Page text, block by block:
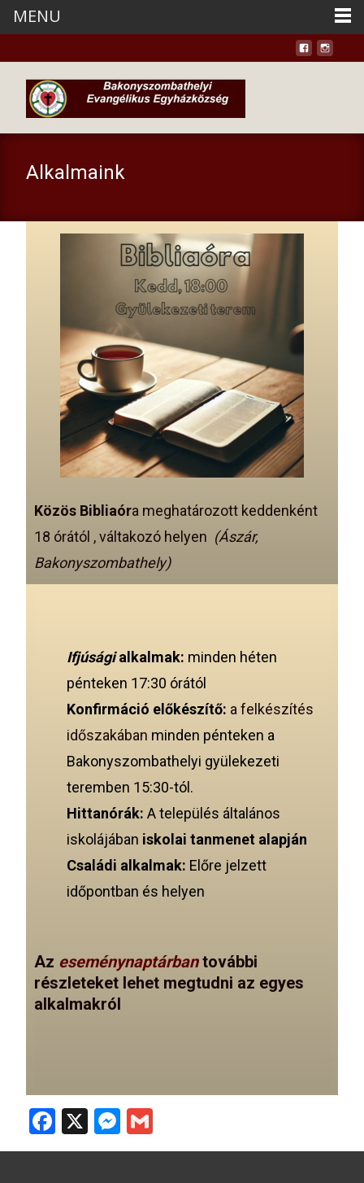
Alkalmaink
Közös Bibliaóra meghatározott keddenként
18 órától , váltakozó helyen (Ászár,
Bakonyszombathely)
Ifjúságialkalmak: minden héten
pénteken 17:30 órától
Konfirmáció előkészítő: a felkészítés
időszakában minden pénteken a
Bakonyszombathelyi gyülekezeti
teremben 15:30-tól.
Hittanórák: A település általános
iskolájában iskolai tanmenet alapján
Családi alkalmak: Előre jelzett
időpontban és helyen
Az eseménynaptárbantovábbi
részleteket lehet megtudni az egyes
alkalmakról
F
a
X
M
es m
MENU